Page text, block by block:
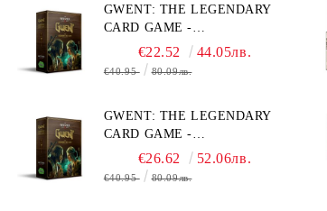
GWENT: THE LEGENDARY
CARD GAME -
ПРЕОЦЕНЕНА - ТЕЖКА
ПОВРЕДА НА КУТИЯТА
€22.52 44.05лв.
€40.95 80.09лв.
GWENT: THE LEGENDARY
CARD GAME -
ПРЕОЦЕНЕНА - СРЕДНА
ПОВРЕДА НА КУТИЯТА
€26.62 52.06лв.
€40.95 80.09лв.